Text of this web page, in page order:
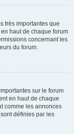
très importantes que
haut de chaque forum
concernant les
du forum.
sur le forum
en haut de chaque
comme les annonces
définies par les